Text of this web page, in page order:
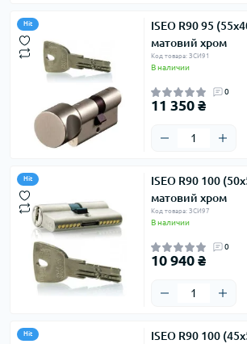
Hit
ISEO R90 95
матовий хром
Код товара: ЗСИ91
В наличии
0
11 350 ₴
Hit
ISEO R90 100
матовий хром
Код товара: ЗСИ97
В наличии
0
10 940 ₴
Hit
ISEO R90 100